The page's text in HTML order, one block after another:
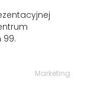
99.
Marketing